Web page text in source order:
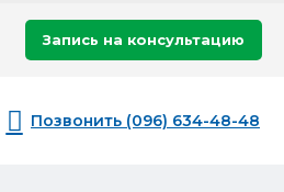
Запись на консультацию
Позвонить (096) 634-48-48